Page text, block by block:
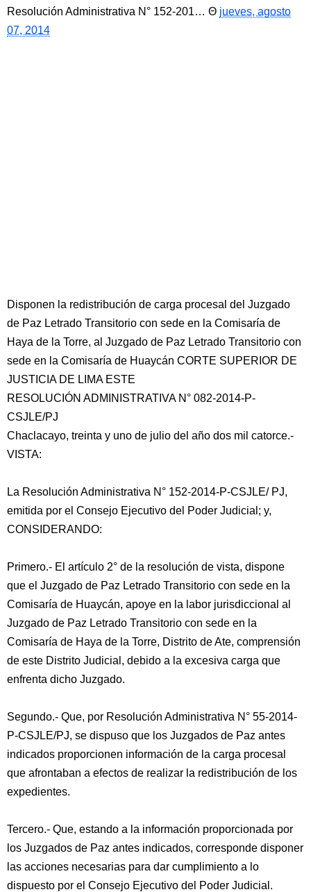
Resolución Administrativa N° 152-201…
jueves, agosto
07, 2014
Disponen la redistribución de carga procesal del Juzgado
de Paz Letrado Transitorio con sede en la Comisaría de
Haya de la Torre, al Juzgado de Paz Letrado Transitorio con
sede en la Comisaría de Huaycán CORTE SUPERIOR DE
JUSTICIA DE LIMA ESTE
RESOLUCIÓN ADMINISTRATIVA N° 082-2014-P-
CSJLE/PJ
Chaclacayo, treinta y uno de julio del año dos mil catorce.-
VISTA:
La Resolución Administrativa N° 152-2014-P-CSJLE/ PJ,
emitida por el Consejo Ejecutivo del Poder Judicial; y,
CONSIDERANDO:
Primero.- El artículo 2° de la resolución de vista, dispone
que el Juzgado de Paz Letrado Transitorio con sede en la
Comisaría de Huaycán, apoye en la labor jurisdiccional al
Juzgado de Paz Letrado Transitorio con sede en la
Comisaría de Haya de la Torre, Distrito de Ate, comprensión
de este Distrito Judicial, debido a la excesiva carga que
enfrenta dicho Juzgado.
Segundo.- Que, por Resolución Administrativa N° 55-2014-
P-CSJLE/PJ, se dispuso que los Juzgados de Paz antes
indicados proporcionen información de la carga procesal
que afrontaban a efectos de realizar la redistribución de los
expedientes.
Tercero.- Que, estando a la información proporcionada por
los Juzgados de Paz antes indicados, corresponde disponer
las acciones necesarias para dar cumplimiento a lo
dispuesto por el Consejo Ejecutivo del Poder Judicial.